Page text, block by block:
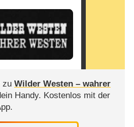
zu Wilder Westen – wahrer
Handy. Kostenlos mit der